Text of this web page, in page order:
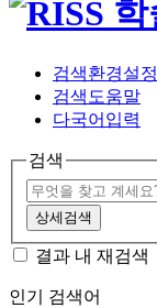
검색환경설정
검색도움말
다국어입력
검색
상세검색
결과 내 재검색
인기 검색어